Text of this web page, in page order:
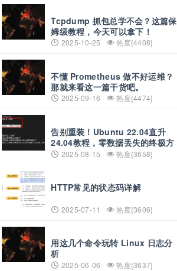
Tcpdump 抓包总学不会？这篇保
姆级教程，今天可以拿下！
2025-10-25 热度{4408}
不懂 Prometheus 做不好运维？
那就来看这一篇干货吧。
2025-09-16 热度{4474}
告别重装！Ubuntu 22.04直升
24.04教程，零数据丢失的终极方
案 2025-08-15 热度{3658}
HTTP常见的状态码详解
2025-07-11 热度{3606}
用这几个命令玩转 Linux 日志分
析
2025-06-06 热度{3637}